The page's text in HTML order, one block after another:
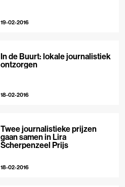
19-02-2016
In de Buurt: lokale journalistiek
ontzorgen
18-02-2016
Twee journalistieke prijzen
gaan samen in Lira
Scherpenzeel Prijs
18-02-2016